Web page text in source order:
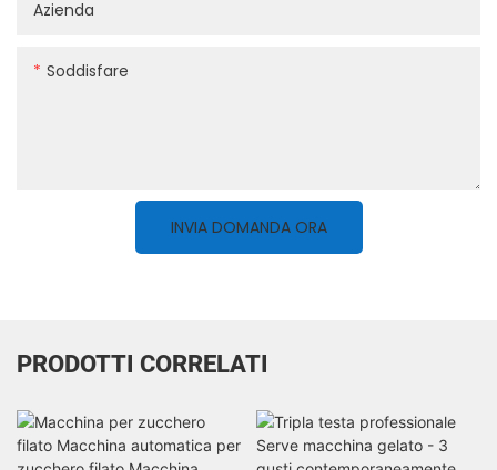
Azienda
Soddisfare
INVIA DOMANDA ORA
PRODOTTI CORRELATI